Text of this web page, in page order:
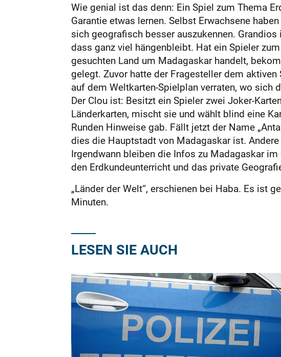
Wie genial ist das denn: Ein Spiel zum Thema
Garantie etwas lernen. Selbst Erwachsene
sich geografisch besser auszukennen.
dass ganz viel hängenbleibt. Hat ein Spieler
gesuchten Land um Madagaskar handelt,
gelegt. Zuvor hatte der Fragesteller dem
auf dem Weltkarten-Spielplan verraten, wo sich
Der Clou ist: Besitzt ein Spieler zwei Joker-
Länderkarten, mischt sie und wählt blind eine
Runden Hinweise gab. Fällt jetzt der Name
dies die Hauptstadt von Madagaskar ist.
Irgendwann bleiben die Infos zu Madagaskar
den Erdkundeunterricht und das private
„Länder der Welt“, erschienen bei Haba. Es ist
Minuten.
LESEN SIE AUCH